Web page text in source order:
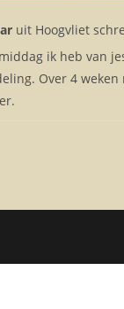
uit Hoogvliet
ik heb van
Over 4